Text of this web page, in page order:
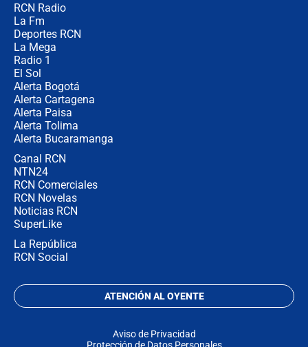
RCN Radio
La Fm
Deportes RCN
La Mega
Radio 1
El Sol
Alerta Bogotá
Alerta Cartagena
Alerta Paisa
Alerta Tolima
Alerta Bucaramanga
Canal RCN
NTN24
RCN Comerciales
RCN Novelas
Noticias RCN
SuperLike
La República
RCN Social
ATENCIÓN AL OYENTE
Aviso de Privacidad
Protección de Datos Personales